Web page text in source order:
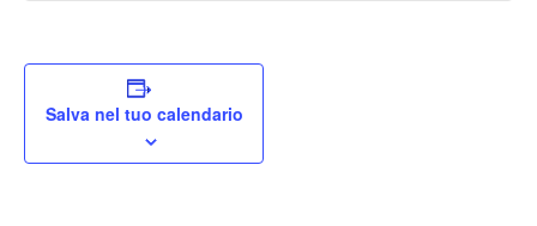
Salva nel tuo calendario